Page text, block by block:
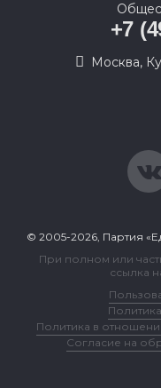
+7
Москва,
© 2005-2026, Партия
При полном или
ссылка
Политика в
Согласие на